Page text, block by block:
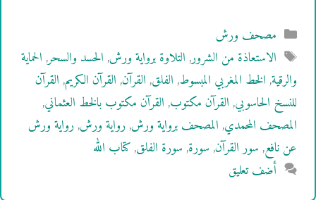
التصنيفات
مصحف ورش
الوسوم
الاستعاذة من الشرور,التلاوة برواية ورش,الحسد والسحر,الحماية
والرقية,الخط المغربي المبسوط,الفلق,القرآن,القرآن الكريم,القرآن
للنسخ الحاسوبي,القرآن مكتوب,القرآن مكتوب بالخط العثماني,
المصحف المحمدي,المصحف برواية ورش,رواية ورش,رواية ورش
عن نافع,سور القرآن,سورة,سورة الفلق,كتاب الله
أضف تعليق